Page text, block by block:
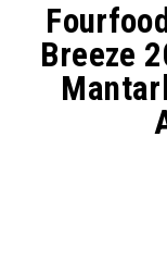
Breeze